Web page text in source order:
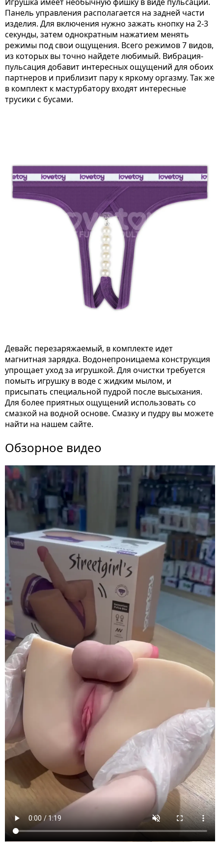
Панель управления располагается на задней части
изделия. Для включения нужно зажать кнопку на 2-3
секунды, затем однократным нажатием менять
режимы под свои ощущения. Всего режимов 7 видов,
из которых вы точно найдете любимый. Вибрация-
пульсация добавит интересных ощущений для обоих
партнеров и приблизит пару к яркому оргазму. Так же
в комплект к мастурбатору входят интересные
трусики с бусами.
Девайс перезаряжаемый, в комплекте идет
магнитная зарядка. Водонепроницаема конструкция
упрощает уход за игрушкой. Для очистки требуется
помыть игрушку в воде с жидким мылом, и
присыпать специальной пудрой после высыхания.
Для более приятных ощущений использовать со
смазкой на водной основе. Смазку и пудру вы можете
найти на нашем сайте.
Обзорное видео